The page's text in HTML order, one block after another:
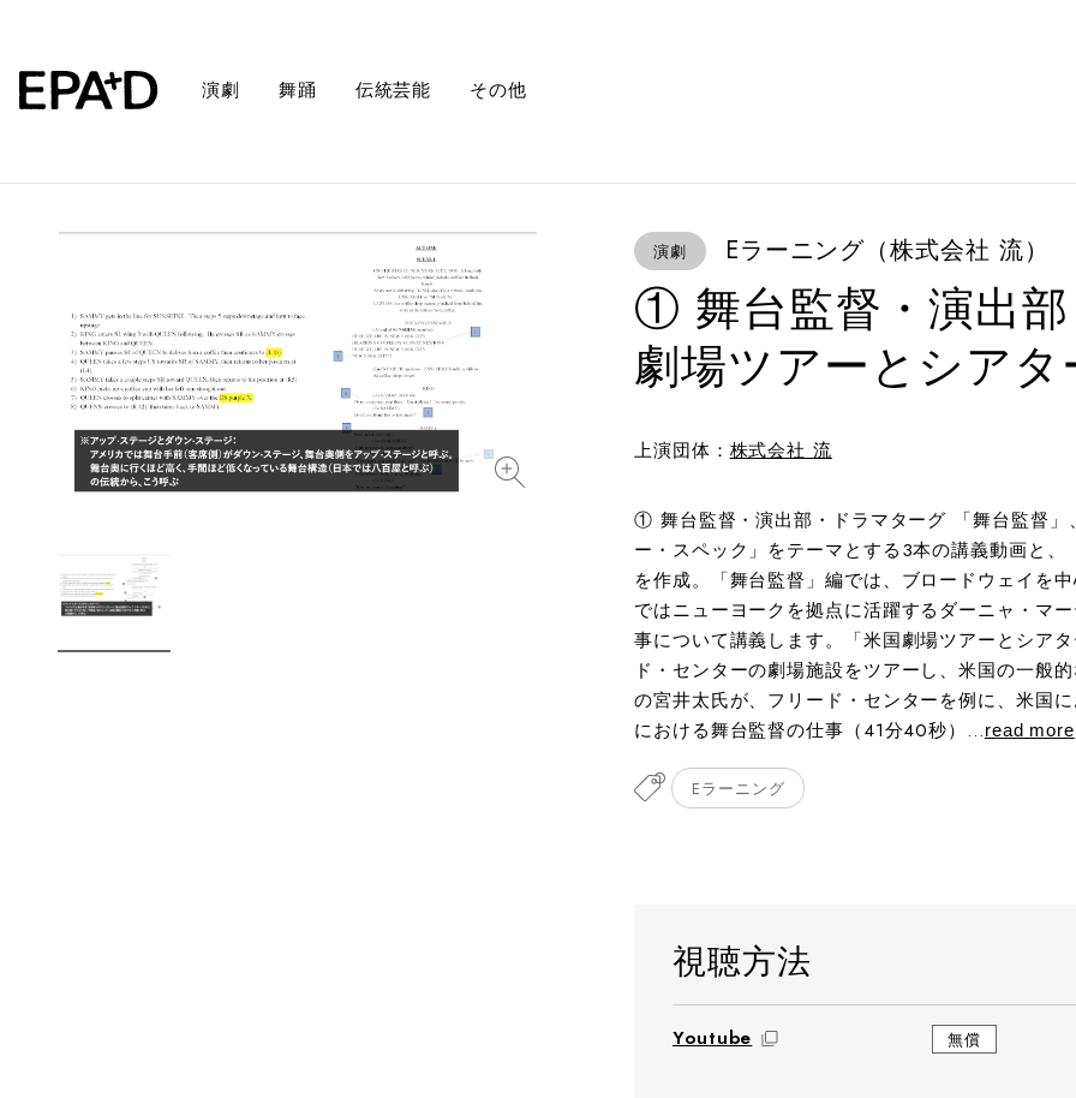
演劇 舞踊 伝統芸能 その他
演劇 Eラーニング（株式会社 流）
① 舞台監督・演出
劇場ツアーとシアタ
上演団体： 株式会社 流
① 舞台監督・演出部・ドラマターグ 「舞台監督」
ー・スペック」をテーマとする3本の講義動画と
を作成。「舞台監督」編では、ブロードウェイを
ではニューヨークを拠点に活躍するダーニャ・マ
事について講義します。「米国劇場ツアーとシア
ド・センターの劇場施設をツアーし、米国の一般
の宮井太氏が、フリード・センターを例に、米国
における舞台監督の仕事（41分40秒）...read more
Eラーニング
視聴方法
Youtube 無償